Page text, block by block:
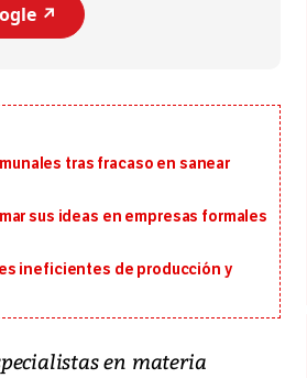
↗️
tras fracaso en sanear
sus ideas en empresas formales
ineficientes de producción y
en materia